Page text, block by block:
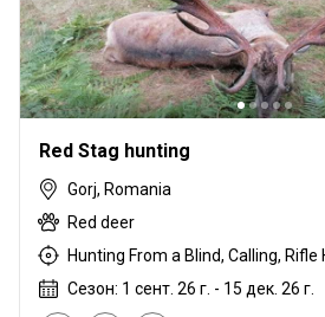
Red Stag hunting
Gorj, Romania
Red deer
Hunting From a Blind, Calling,
Сезон: 1 сент. 26 г. - 15 дек. 26 г.